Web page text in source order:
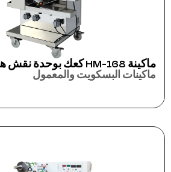
ماكينة HM-168 كعك بوحدة نقش هاندريد
ماكينات البسكويت والمعمول